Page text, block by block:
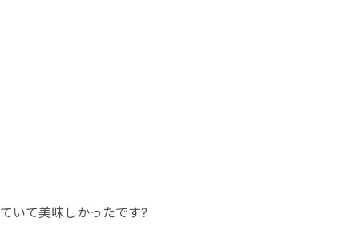
いて美味しかったです?